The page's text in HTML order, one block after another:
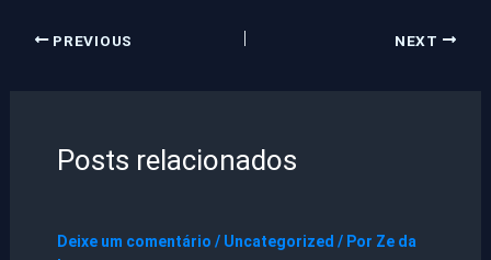
PREVIOUS NEXT
Posts relacionados
Deixe um comentário / Uncategorized / Por Ze da